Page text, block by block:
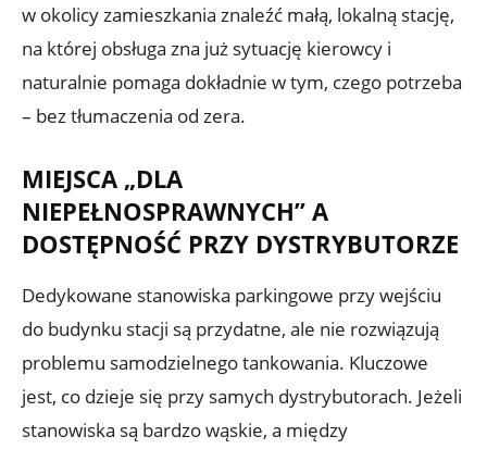
w okolicy zamieszkania znaleźć małą, lokalną stację,
na której obsługa zna już sytuację kierowcy i
naturalnie pomaga dokładnie w tym, czego potrzeba
– bez tłumaczenia od zera.
MIEJSCA „DLA
NIEPEŁNOSPRAWNYCH” A
DOSTĘPNOŚĆ PRZY DYSTRYBUTORZE
Dedykowane stanowiska parkingowe przy wejściu
do budynku stacji są przydatne, ale nie rozwiązują
problemu samodzielnego tankowania. Kluczowe
jest, co dzieje się przy samych dystrybutorach. Jeżeli
stanowiska są bardzo wąskie, a między